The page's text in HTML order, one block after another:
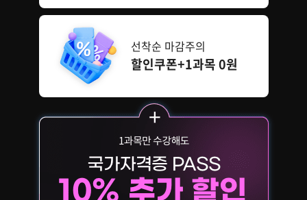
선착순 마감주의
할인쿠폰+1과목 0원